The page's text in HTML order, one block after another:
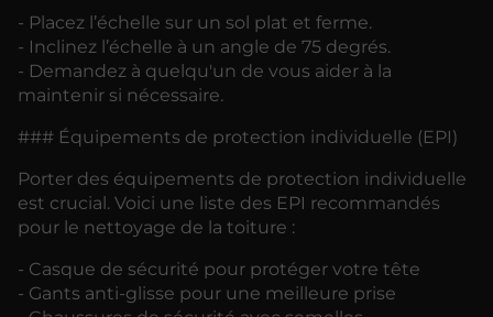
- Placez l’échelle sur un sol plat et ferme.
- Inclinez l’échelle à un angle de 75 degrés.
- Demandez à quelqu'un de vous aider à la
maintenir si nécessaire.
### Équipements de protection individuelle (EPI)
Porter des équipements de protection individuelle
est crucial. Voici une liste des EPI recommandés
pour le nettoyage de la toiture :
- Casque de sécurité pour protéger votre tête
- Gants anti-glisse pour une meilleure prise